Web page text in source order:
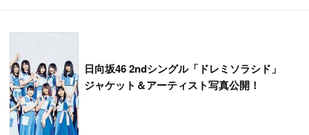
日向坂46 2ndシングル「ドレミソラシド」
ジャケット＆アーティスト写真公開！